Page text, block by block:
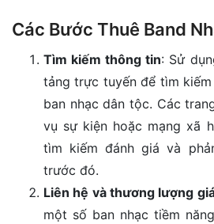
Các Bước Thuê Band
Tìm kiếm thông tin: Sử
tảng trực tuyến để tìm
ban nhạc dân tộc. Các
vụ sự kiện hoặc mạng xã
tìm kiếm đánh giá và
trước đó.
Liên hệ và thương lượng
một số ban nhạc tiềm